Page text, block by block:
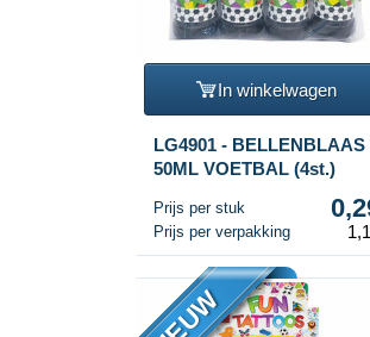
In winkelwagen
LG4901 - BELLENBLAAS
50ML VOETBAL (4st.)
Prijs per stuk
Prijs per verpakking